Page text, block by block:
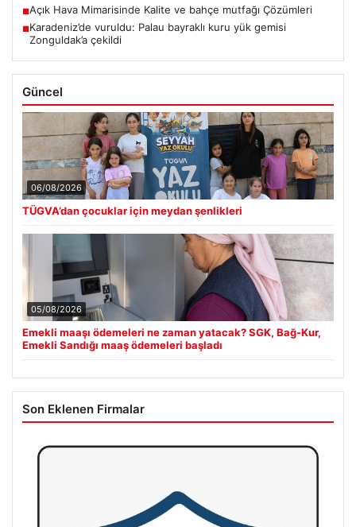
■Açık Hava Mimarisinde Kalite ve bahçe mutfağı Çözümleri
■Karadeniz’de vuruldu: Palau bayraklı kuru yük gemisi
Zonguldak’a çekildi
Güncel
06/08/2026
TÜGVA’dan çocuklar için meydan şenlikleri
05/08/2026
Emekli maaşı ödemeleri ne zaman yatacak? SGK, Bağ-Kur,
Emekli Sandığı maaş ödemeleri başladı
Son Eklenen Firmalar